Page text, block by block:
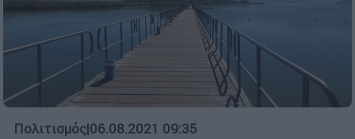
Πολιτισμός|06.08.2021 09:35